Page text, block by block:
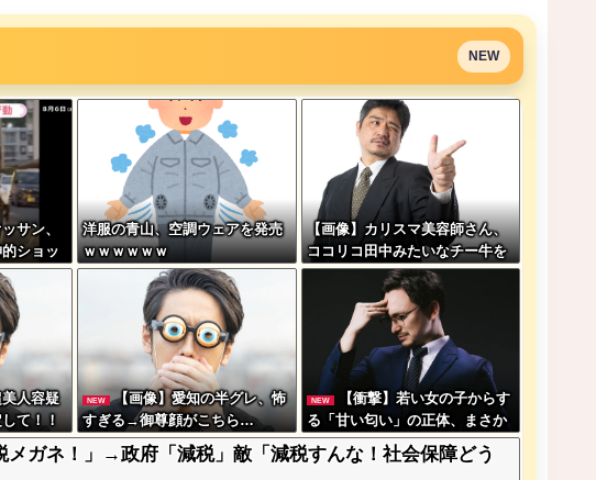
NEW
サン、
ショッ
・・
洋服の青山、空調ウェアを発売
ｗｗｗｗｗｗ
【画像】カリスマ美容師さん、
ココリコ田中みたいなチー牛を
大変身させた結果がこちらw w
w w w w w w w w w
人容疑
て！！
w w w w
NEW
【画像】愛知の半グレ、怖
すぎる→御尊顔がこちら…
NEW
【衝撃】若い女の子からす
る「甘い匂い」の正体、まさか
分からないDTなんておらんよ
な？よな？w w w w w w w w w
メガネ！」→政府「減税」敵「減税すんな！社会保障どう